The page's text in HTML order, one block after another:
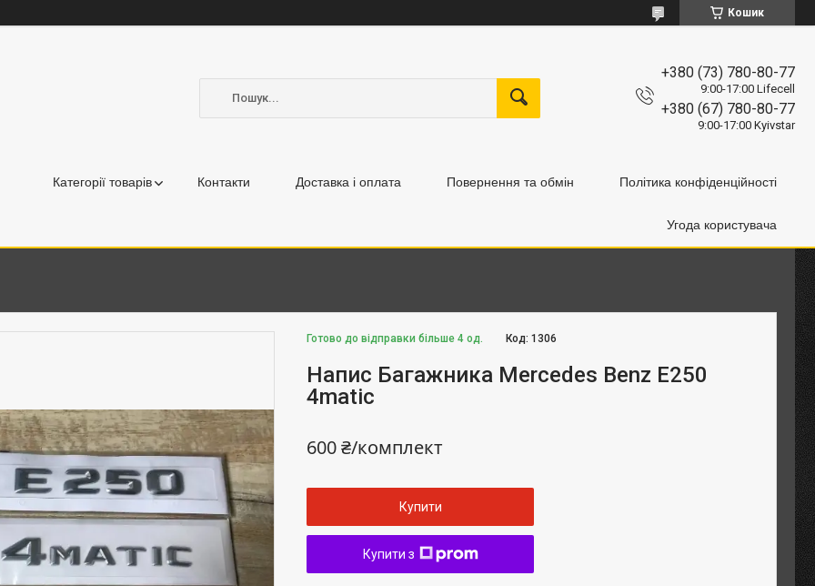
Кошик
+380 (73) 780-80-77
9:00-17:00 Lifecell
+380 (67) 780-80-77
9:00-17:00 Kyivstar
Категорії товарів Контакти Доставка і оплата Повернення та обмін Політика конфіденційності
Угода користувача
Готово до відправки більше 4 од. Код:1306
Напис Багажника Mercedes Benz E250
4matic
600 ₴/комплект
Купити
Купити з